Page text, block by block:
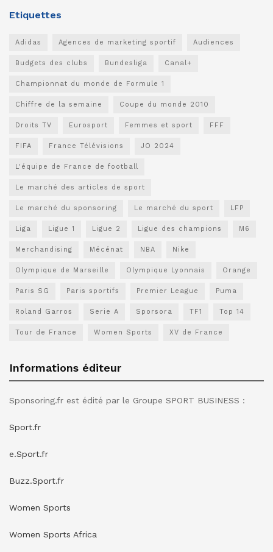
Etiquettes
Adidas Agences de marketing sportif Audiences
Budgets des clubs Bundesliga Canal+
Championnat du monde de Formule 1
Chiffre de la semaine Coupe du monde 2010
Droits TV Eurosport Femmes et sport FFF
FIFA France Télévisions JO 2024
L'équipe de France de football
Le marché des articles de sport
Le marché du sponsoring Le marché du sport LFP
Liga Ligue 1 Ligue 2 Ligue des champions M6
Merchandising Mécénat NBA Nike
Olympique de Marseille Olympique Lyonnais Orange
Paris SG Paris sportifs Premier League Puma
Roland Garros Serie A Sporsora TF1 Top 14
Tour de France Women Sports XV de France
Informations éditeur
Sponsoring.fr est édité par le Groupe SPORT BUSINESS :
Sport.fr
e.Sport.fr
Buzz.Sport.fr
Women Sports
Women Sports Africa